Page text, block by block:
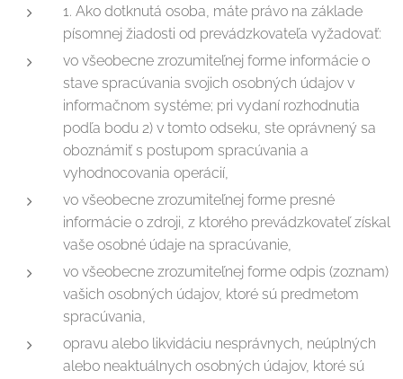
1. Ako dotknutá osoba, máte právo na základe
písomnej žiadosti od prevádzkovateľa vyžadovať:
vo všeobecne zrozumiteľnej forme informácie o
stave spracúvania svojich osobných údajov v
informačnom systéme; pri vydaní rozhodnutia
podľa bodu 2) v tomto odseku, ste oprávnený sa
oboznámiť s postupom spracúvania a
vyhodnocovania operácií,
vo všeobecne zrozumiteľnej forme presné
informácie o zdroji, z ktorého prevádzkovateľ získal
vaše osobné údaje na spracúvanie,
vo všeobecne zrozumiteľnej forme odpis (zoznam)
vašich osobných údajov, ktoré sú predmetom
spracúvania,
opravu alebo likvidáciu nesprávnych, neúplných
alebo neaktuálnych osobných údajov, ktoré sú